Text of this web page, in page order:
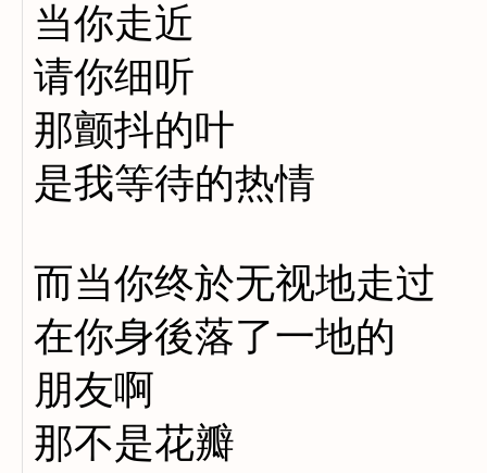
当你走近
请你细听
那颤抖的叶
是我等待的热情
而当你终於无视地走过
在你身後落了一地的
朋友啊
那不是花瓣